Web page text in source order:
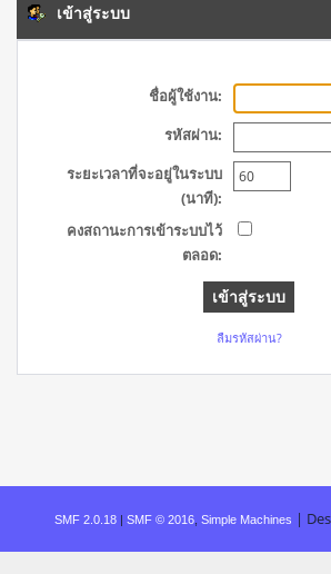
เข้าสู่ระบบ
ชื่อผู้ใช้งาน:
รหัสผ่าน:
ระยะเวลาที่จะอยู่ในระบบ
(นาที):
คงสถานะการเข้าระบบไว้
ตลอด:
ลืมรหัสผ่าน?
SMF 2.0.18 | SMF © 2016 Simple Machines |